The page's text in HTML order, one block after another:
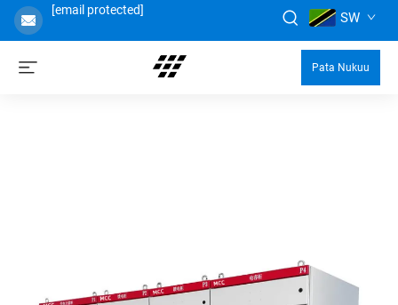
[email protected] SW
Pata Nukuu